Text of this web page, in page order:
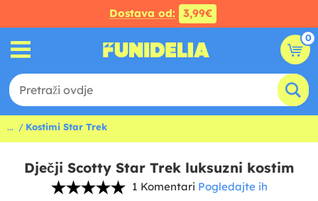
Dostava od: 3,99€
0
... Kostimi Star Trek
Dječji Scotty Star Trek luksuzni kostim
1 Komentari Pogledajte ih